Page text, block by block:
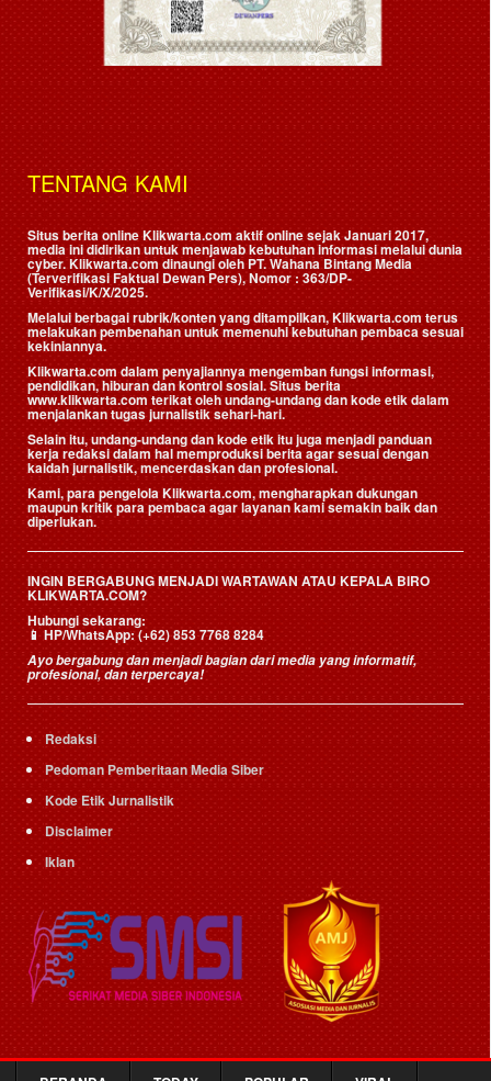
TENTANG KAMI
Situs berita online Klikwarta.com aktif online sejak Januari 2017,
media ini didirikan untuk menjawab kebutuhan informasi melalui dunia
cyber. Klikwarta.com dinaungi oleh PT. Wahana Bintang Media
(Terverifikasi Faktual Dewan Pers), Nomor : 363/DP-
Verifikasi/K/X/2025.
Melalui berbagai rubrik/konten yang ditampilkan, Klikwarta.com terus
melakukan pembenahan untuk memenuhi kebutuhan pembaca sesuai
kekiniannya.
Klikwarta.com dalam penyajiannya mengemban fungsi informasi,
pendidikan, hiburan dan kontrol sosial. Situs berita
www.klikwarta.com terikat oleh undang-undang dan kode etik dalam
menjalankan tugas jurnalistik sehari-hari.
Selain itu, undang-undang dan kode etik itu juga menjadi panduan
kerja redaksi dalam hal memproduksi berita agar sesuai dengan
kaidah jurnalistik, mencerdaskan dan profesional.
Kami, para pengelola Klikwarta.com, mengharapkan dukungan
maupun kritik para pembaca agar layanan kami semakin baik dan
diperlukan.
INGIN BERGABUNG MENJADI WARTAWAN ATAU KEPALA BIRO
KLIKWARTA.COM?
Hubungi sekarang:
📱HP/WhatsApp:(+62) 853 7768 8284
Ayo bergabung dan menjadi bagian dari media yang informatif,
profesional, dan terpercaya!
Redaksi
Pedoman Pemberitaan Media Siber
Kode Etik Jurnalistik
Disclaimer
Iklan